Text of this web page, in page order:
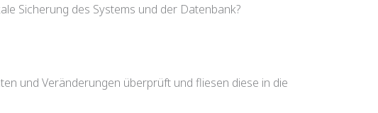
Sicherung des Systems und der Datenbank?
und Veränderungen überprüft und fliesen diese in die